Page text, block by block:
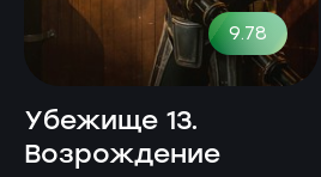
9.78
Убежище 13.
Возрождение